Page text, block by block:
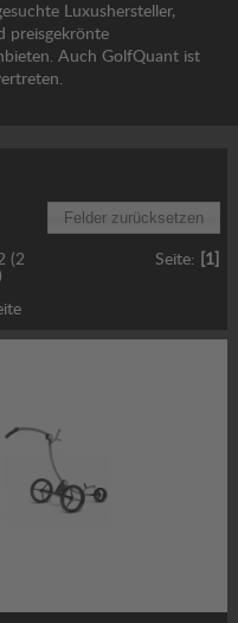
Luxushersteller,
preisgekrönte
Auch GolfQuant ist
(2
Seite: [1]